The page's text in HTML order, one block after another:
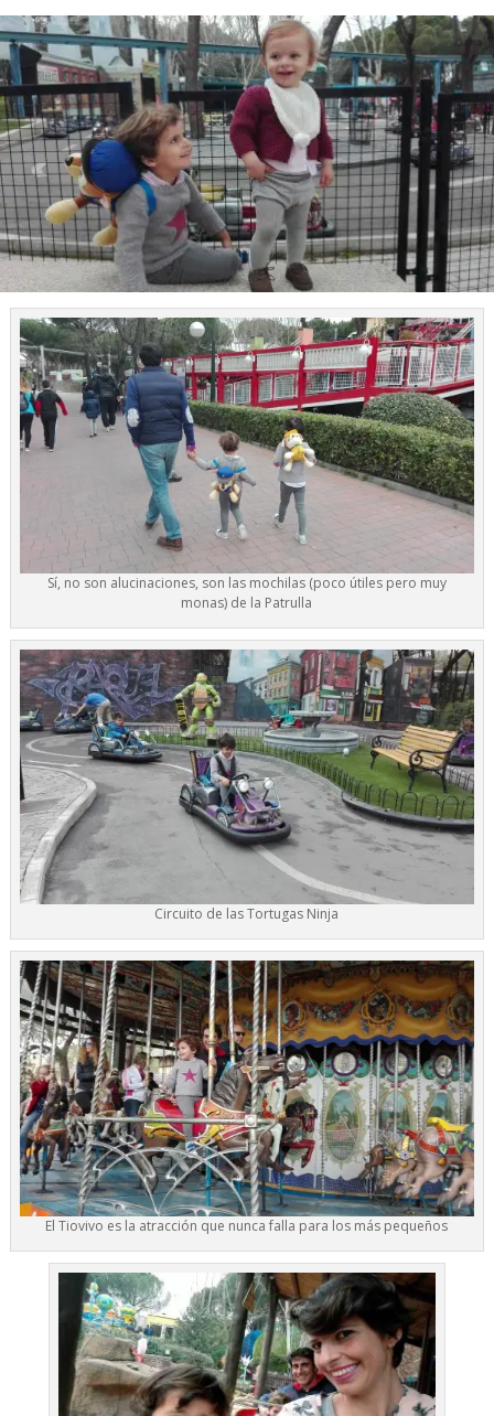
Sí, no son alucinaciones, son las mochilas (poco útiles pero muy
monas) de la Patrulla
Circuito de las Tortugas Ninja
El Tiovivo es la atracción que nunca falla para los más pequeños